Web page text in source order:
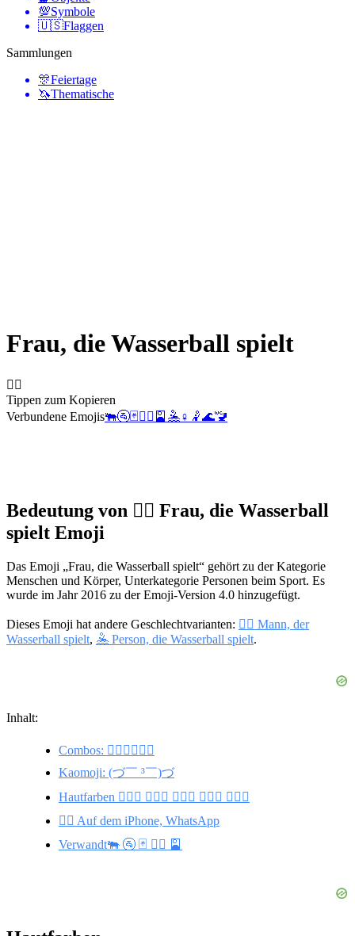
💯Symbole
🇺🇸Flaggen
Sammlungen
🎊Feiertage
🦄Thematische
Frau, die Wasserball spielt
🤽‍♀️
Tippen zum Kopieren
Verbundene Emojis🐃🚰🃏 🤽‍♂️ 🎴 🤽♀️ 🤾🌊🚾
Bedeutung von 🤽‍♀️ Frau, die Wasserball
spielt Emoji
Das Emoji „Frau, die Wasserball spielt“ gehört zu der Kategorie
Menschen und Körper, Unterkategorie Personen beim Sport. Es
wurde im Jahr 2016 zu der Emoji-Version 4.0 hinzugefügt.
Dieses Emoji hat andere Geschlechtvarianten: 🤽‍♂️ Mann, der
Wasserball spielt, 🤽 Person, die Wasserball spielt.
Inhalt:
Combos: 🤽‍♀️🏄‍♀️🏊‍♀️
Kaomoji: (づ￣ ³￣)づ
Hautfarben 🤽🏼‍♀️ 🤽🏻‍♀️ 🤽🏽‍♀️ 🤽🏿‍♀️ 🤽🏾‍♀️
🤽‍♀️ Auf dem iPhone, WhatsApp
Verwandt🐃 🚰 🃏 🤽‍♂️ 🎴